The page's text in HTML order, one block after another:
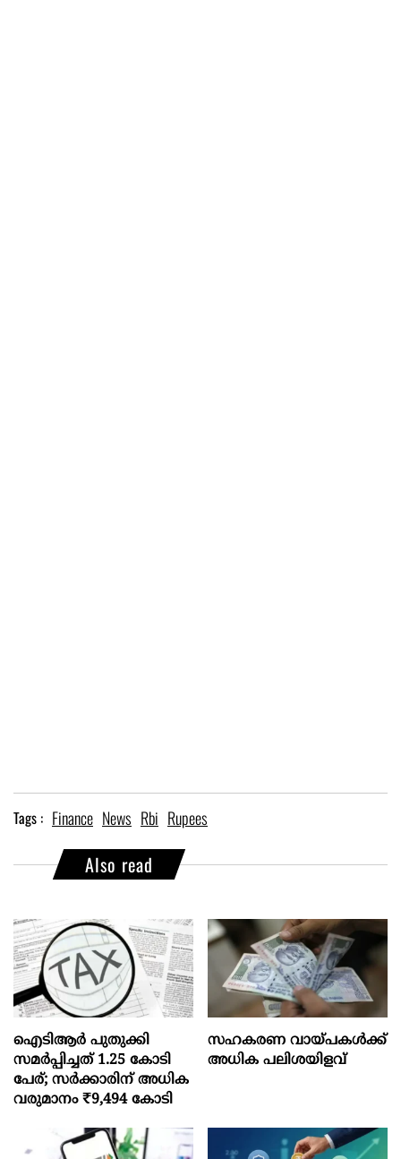
Tags : Finance News Rbi Rupees
Also read
ഐടിആര്‍ പുതുക്കി
സമർപ്പിച്ചത് 1.25 കോടി
പേര്; സർക്കാരിന് അധിക
വരുമാനം ₹9,494 കോടി
സഹകരണ വായ്പകള്‍ക്ക്
അധിക പലിശയിളവ്